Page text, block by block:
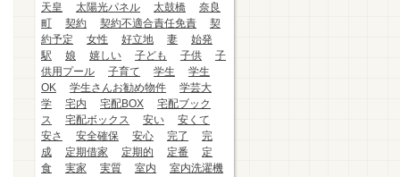
天皇
太陽光パネル 太鼓橋
奈良
町
契約 契約不適合責任免責
契
約予定
女性 好立地 妻
始発
駅
娘 嬉しい 子ども 子供
子
供用プール
子育て 学生
学生
OK
学生さんお勧め物件
学芸大
学
宅内 宅配BOX
宅配ブック
ス
宅配ボックス 安い
安くて
安さ
安全確保 安心 完了
完
成
定期借家 定期的 定番
定
食
実家 実質 室内
室内洗濯機